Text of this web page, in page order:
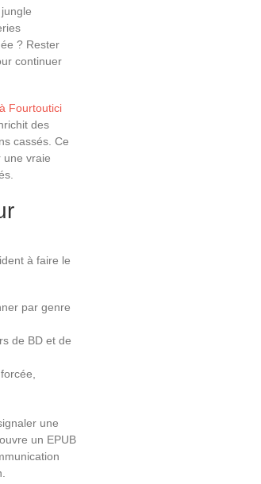
? Rester
continuer
Fourtoutici
des
cassés. Ce
une vraie
à faire le
par genre
de BD et de
une
un EPUB